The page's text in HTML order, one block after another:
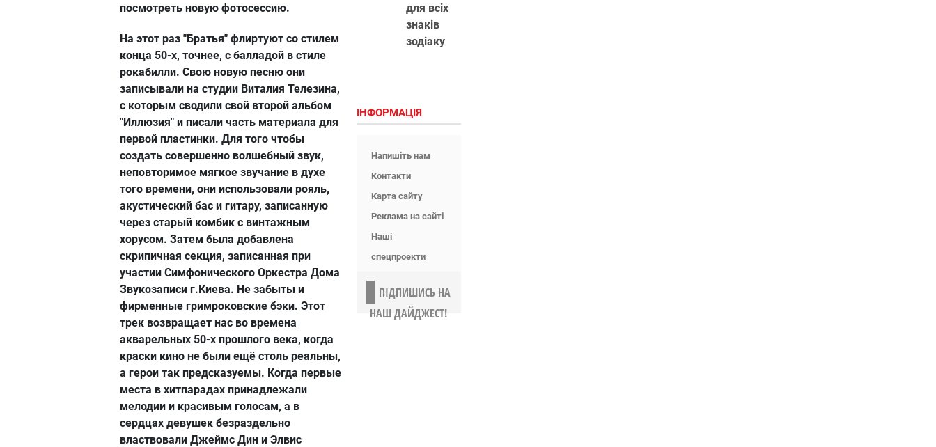
посмотреть новую фотосессию.
На этот раз "Братья" флиртуют со стилем
конца 50-х, точнее, с балладой в стиле
рокабилли. Свою новую песню они
записывали на студии Виталия Телезина,
с которым сводили свой второй альбом
"Иллюзия" и писали часть материала для
первой пластинки. Для того чтобы
создать совершенно волшебный звук,
неповторимое мягкое звучание в духе
того времени, они использовали рояль,
акустический бас и гитару, записанную
через старый комбик с винтажным
хорусом. Затем была добавлена
скрипичная секция, записанная при
участии Симфонического Оркестра Дома
Звукозаписи г.Киева. Не забыты и
фирменные гримроковские бэки. Этот
трек возвращает нас во времена
акварельных 50-х прошлого века, когда
краски кино не были ещё столь реальны,
а герои так предсказуемы. Когда первые
места в хитпарадах принадлежали
мелодии и красивым голосам, а в
сердцах девушек безраздельно
властвовали Джеймс Дин и Элвис
для всіх
знаків
зодіаку
ІНФОРМАЦІЯ
Напишіть нам
Контакти
Карта сайту
Реклама на сайті
Наші
спецпроекти
ПІДПИШИСЬ НА
НАШ ДАЙДЖЕСТ!